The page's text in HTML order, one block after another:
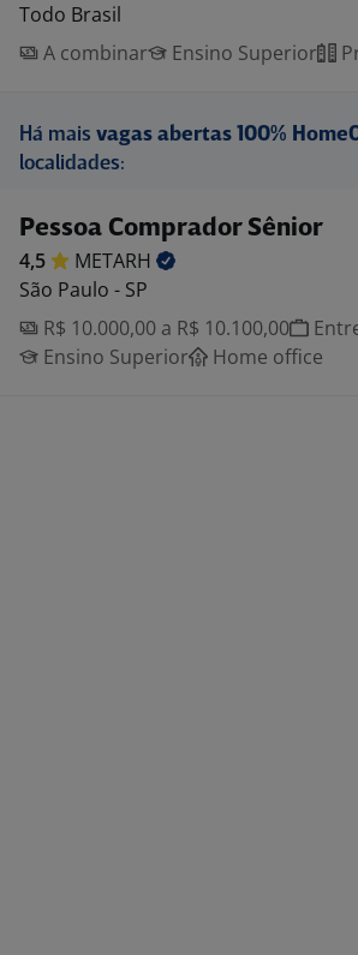
Todo Brasil
A combinar
Ensino Superior
Há mais vagas abertas 100%
localidades:
Pessoa Comprador Sênior
4,5
METARH
São Paulo - SP
R$ 10.000,00 a R$ 10.100,00
Ensino Superior
Home office